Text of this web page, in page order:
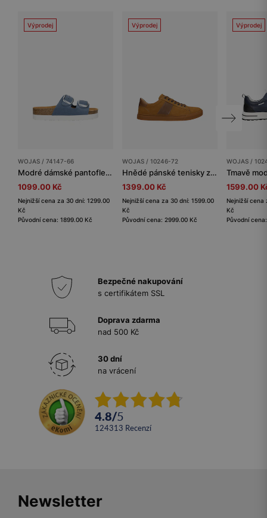
Výprodej
WOJAS / 74147-66
Modré dámské pantofle na korkové platformě
1099.00 Kč
Nejnižší cena za 30 dní: 1299.00
Kč
Původní cena: 1899.00 Kč
Výprodej
WOJAS / 10246-72
Hnědé pánské tenisky z kombinované kůže
1399.00 Kč
Nejnižší cena za 30 dní: 1599.00
Kč
Původní cena: 2999.00 Kč
Výprodej
WOJAS /
1599.00
Nejnižší cena
Kč
Původní
Bezpečné nakupování
s certifikátem SSL
Doprava zdarma
nad 500 Kč
30 dní
na vrácení
4.8/5
124313 recenzí
Newsletter